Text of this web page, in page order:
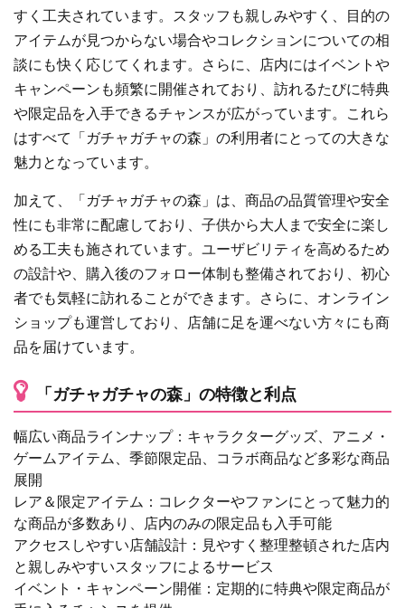
すく工夫されています。スタッフも親しみやすく、目的の
アイテムが見つからない場合やコレクションについての相
談にも快く応じてくれます。さらに、店内にはイベントや
キャンペーンも頻繁に開催されており、訪れるたびに特典
や限定品を入手できるチャンスが広がっています。これら
はすべて「ガチャガチャの森」の利用者にとっての大きな
魅力となっています。
加えて、「ガチャガチャの森」は、商品の品質管理や安全
性にも非常に配慮しており、子供から大人まで安全に楽し
める工夫も施されています。ユーザビリティを高めるため
の設計や、購入後のフォロー体制も整備されており、初心
者でも気軽に訪れることができます。さらに、オンライン
ショップも運営しており、店舗に足を運べない方々にも商
品を届けています。
「ガチャガチャの森」の特徴と利点
幅広い商品ラインナップ：キャラクターグッズ、アニメ・
ゲームアイテム、季節限定品、コラボ商品など多彩な商品
展開
レア＆限定アイテム：コレクターやファンにとって魅力的
な商品が多数あり、店内のみの限定品も入手可能
アクセスしやすい店舗設計：見やすく整理整頓された店内
と親しみやすいスタッフによるサービス
イベント・キャンペーン開催：定期的に特典や限定商品が